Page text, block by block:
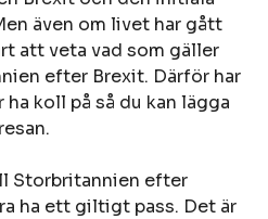
även om livet har gått
att veta vad som gäller
efter Brexit. Därför har
koll på så du kan lägga
Storbritannien efter
ha ett giltigt pass. Det är